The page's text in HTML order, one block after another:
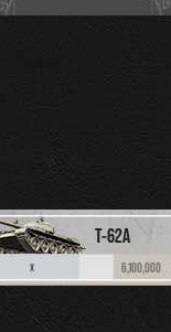
T-62A
X 6,100,000